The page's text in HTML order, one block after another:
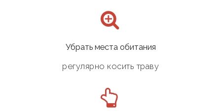
Убрать места обитания
регулярно косить траву